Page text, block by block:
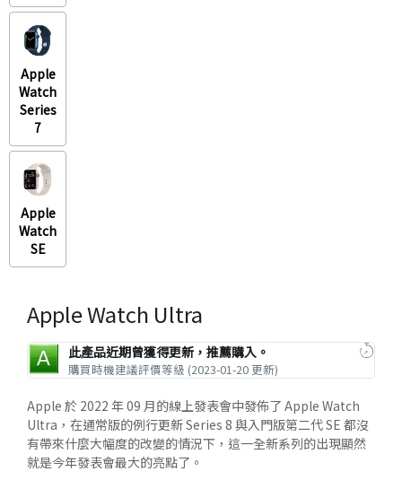
Apple
Watch
Series
7
Apple
Watch
SE
Apple Watch Ultra
此產品近期曾獲得更新，推薦購入。
購買時機建議評價等級 (2023-01-20 更新)
Apple 於 2022 年 09 月的線上發表會中發佈了 Apple Watch
Ultra，在通常版的例行更新 Series 8 與入門版第二代 SE 都沒
有帶來什麼大幅度的改變的情況下，這一全新系列的出現顯然
就是今年發表會最大的亮點了。